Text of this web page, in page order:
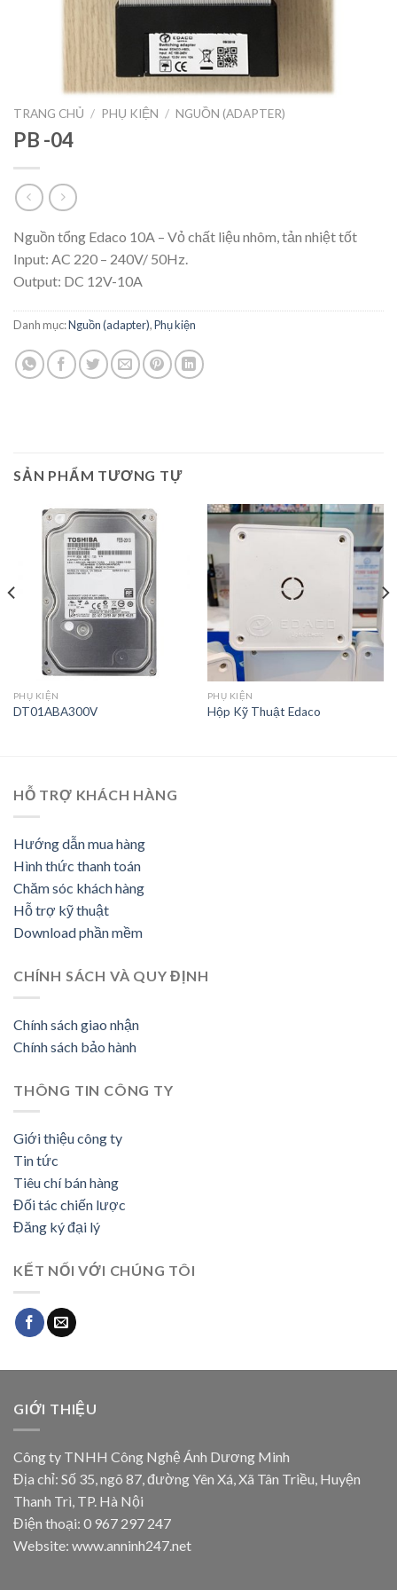
TRANG CHỦ / PHỤ KIỆN / NGUỒN (ADAPTER)
PB -04
Nguồn tổng Edaco 10A – Vỏ chất liệu nhôm, tản nhiệt tốt
Input: AC 220 – 240V/ 50Hz.
Output: DC 12V-10A
Danh mục:Nguồn (adapter),Phụ kiện
SẢN PHẨM TƯƠNG TỰ
PHỤ KIỆN
DT01ABA300V
PHỤ KIỆN
Hộp Kỹ Thuật Edaco
HỖ TRỢ KHÁCH HÀNG
Hướng dẫn mua hàng
Hình thức thanh toán
Chăm sóc khách hàng
Hỗ trợ kỹ thuật
Download phần mềm
CHÍNH SÁCH VÀ QUY ĐỊNH
Chính sách giao nhận
Chính sách bảo hành
THÔNG TIN CÔNG TY
Giới thiệu công ty
Tin tức
Tiêu chí bán hàng
Đối tác chiến lược
Đăng ký đại lý
KẾT NỐI VỚI CHÚNG TÔI
GIỚI THIỆU
Công ty TNHH Công Nghệ Ánh Dương Minh
Địa chỉ: Số 35, ngõ 87, đường Yên Xá, Xã Tân Triều, Huyện
Thanh Trì, TP. Hà Nội
Điện thoại: 0 967 297 247
Website: www.anninh247.net